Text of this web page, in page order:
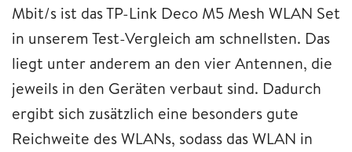
Mbit/s ist das TP-Link Deco M5 Mesh WLAN Set
in unserem Test-Vergleich am schnellsten. Das
liegt unter anderem an den vier Antennen, die
jeweils in den Geräten verbaut sind. Dadurch
ergibt sich zusätzlich eine besonders gute
Reichweite des WLANs, sodass das WLAN in